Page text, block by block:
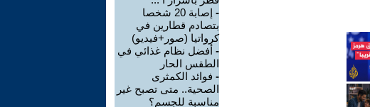
-
إصابة 20 شخصا
بتصادم قطارين في
كرواتيا (صور+فيديو)
- أفضل نظام غذائي في
الطقس الحار
- فوائد الكمثرى
الصحية.. متى تصبح غير
مناسبة للجسم؟